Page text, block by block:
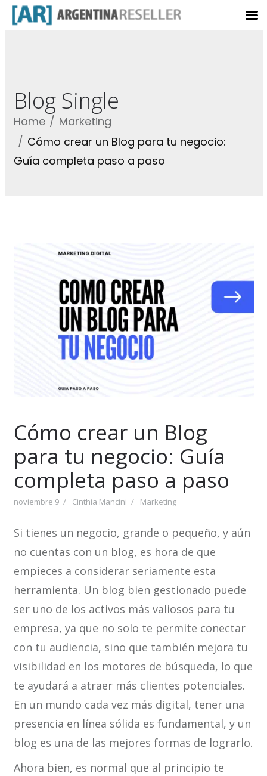
Blog Single
Home
Marketing
Cómo crear un Blog para tu negocio:
Guía completa paso a paso
Cómo crear un Blog
para tu negocio: Guía
completa paso a paso
noviembre 9 Cinthia Mancini Marketing
Si tienes un negocio, grande o pequeño, y aún
no cuentas con un blog, es hora de que
empieces a considerar seriamente esta
herramienta. Un blog bien gestionado puede
ser uno de los activos más valiosos para tu
empresa, ya que no solo te permite conectar
con tu audiencia, sino que también mejora tu
visibilidad en los motores de búsqueda, lo que
te ayudará a atraer más clientes potenciales.
En un mundo cada vez más digital, tener una
presencia en línea sólida es fundamental, y un
blog es una de las mejores formas de lograrlo.
Ahora bien, es normal que al principio te